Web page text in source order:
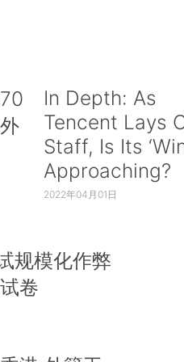
In Depth: As
Tencent Lays
Staff, Is Its
Approaching?
2022年04月01日
规模化作弊
卷